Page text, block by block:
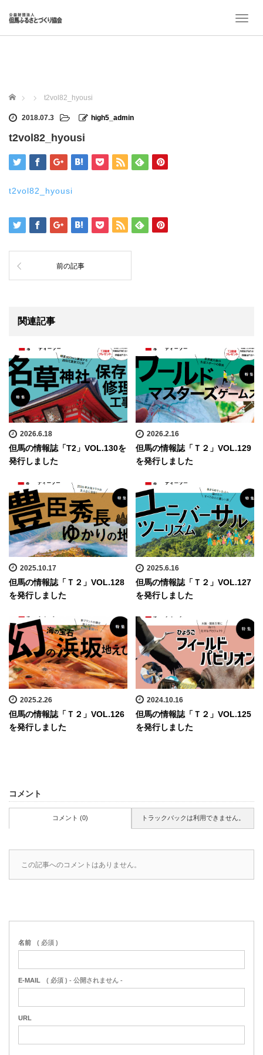
T
ホーム t2vol82_hyousi
2018.07.3 high5_admin
t2vol82_hyousi
t2vol82_hyousi
前の記事
関連記事
2026.6.18
但馬の情報誌「T2」VOL.130を
発行しました
2026.2.16
但馬の情報誌「Ｔ２」VOL.129
を発行しました
2025.10.17
但馬の情報誌「Ｔ２」VOL.128
を発行しました
2025.6.16
但馬の情報誌「Ｔ２」VOL.127
を発行しました
2025.2.26
但馬の情報誌「Ｔ２」VOL.126
を発行しました
2024.10.16
但馬の情報誌「Ｔ２」VOL.125
を発行しました
コメント
コメント (0) トラックバックは利用できません。
この記事へのコメントはありません。
名前 ( 必須 )
E-MAIL ( 必須 ) - 公開されません -
URL